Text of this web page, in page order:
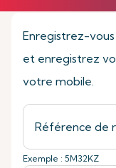
Page d’accueil
Enregistrez-
et enregistrez
votre mobile.
Exemple : 5M32KZ